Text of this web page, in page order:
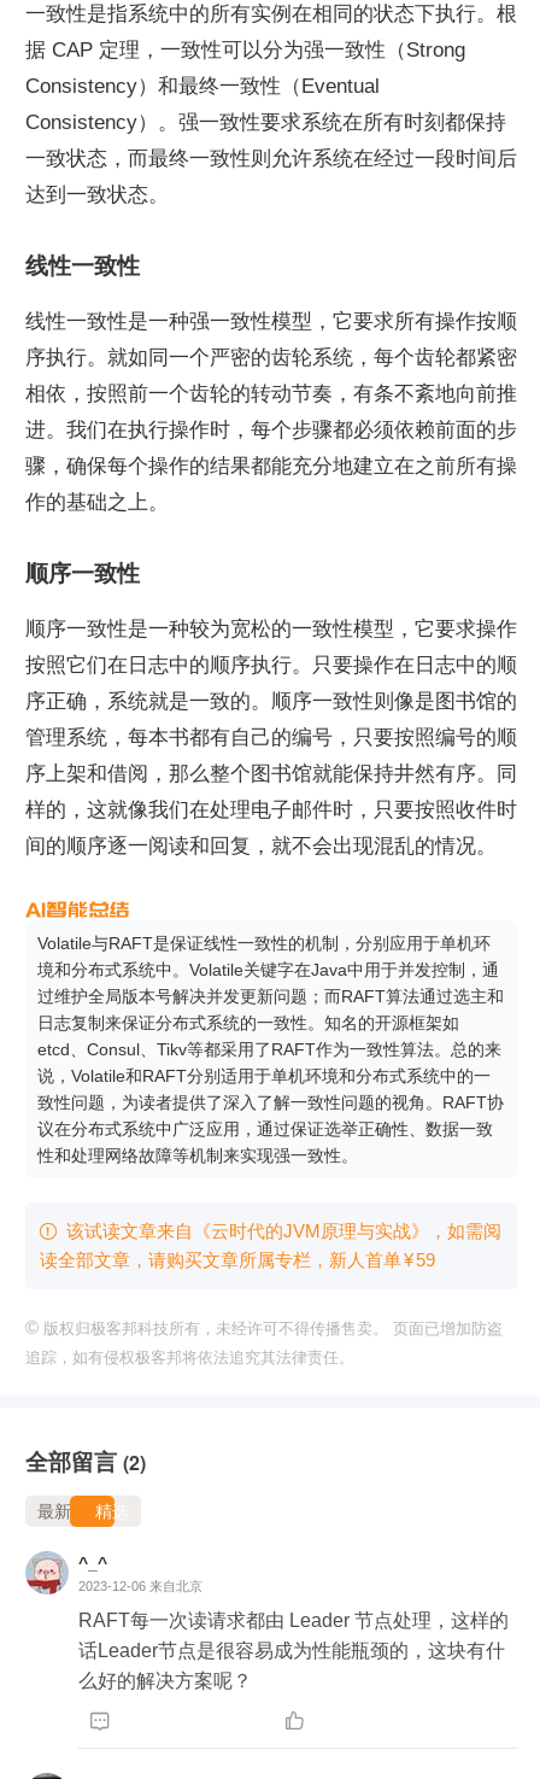
一致性是指系统中的所有实例在相同的状态下执行。根
据 CAP 定理，一致性可以分为强一致性（Strong
Consistency）和最终一致性（Eventual
Consistency）。强一致性要求系统在所有时刻都保持
一致状态，而最终一致性则允许系统在经过一段时间后
达到一致状态。
线性一致性
线性一致性是一种强一致性模型，它要求所有操作按顺
序执行。就如同一个严密的齿轮系统，每个齿轮都紧密
相依，按照前一个齿轮的转动节奏，有条不紊地向前推
进。我们在执行操作时，每个步骤都必须依赖前面的步
骤，确保每个操作的结果都能充分地建立在之前所有操
作的基础之上。
顺序一致性
顺序一致性是一种较为宽松的一致性模型，它要求操作
按照它们在日志中的顺序执行。只要操作在日志中的顺
序正确，系统就是一致的。顺序一致性则像是图书馆的
管理系统，每本书都有自己的编号，只要按照编号的顺
序上架和借阅，那么整个图书馆就能保持井然有序。同
样的，这就像我们在处理电子邮件时，只要按照收件时
间的顺序逐一阅读和回复，就不会出现混乱的情况。
Volatile与RAFT是保证线性一致性的机制，分别应用于单机环
境和分布式系统中。Volatile关键字在Java中用于并发控制，通
过维护全局版本号解决并发更新问题；而RAFT算法通过选主和
日志复制来保证分布式系统的一致性。知名的开源框架如
etcd、Consul、Tikv等都采用了RAFT作为一致性算法。总的来
说，Volatile和RAFT分别适用于单机环境和分布式系统中的一
致性问题，为读者提供了深入了解一致性问题的视角。RAFT协
议在分布式系统中广泛应用，通过保证选举正确性、数据一致
性和处理网络故障等机制来实现强一致性。
 该试读文章来自《云时代的JVM原理与实战》，如需阅
读全部文章，请购买文章所属专栏 ，新⼈⾸单¥59
© 版权归极客邦科技所有，未经许可不得传播售卖。 页面已增加防盗
追踪，如有侵权极客邦将依法追究其法律责任。
全部留言 (2)
最新 精选
^_^
2023-12-06 来自北京
RAFT每一次读请求都由 Leader 节点处理，这样的
话Leader节点是很容易成为性能瓶颈的，这块有什
么好的解决方案呢？
 